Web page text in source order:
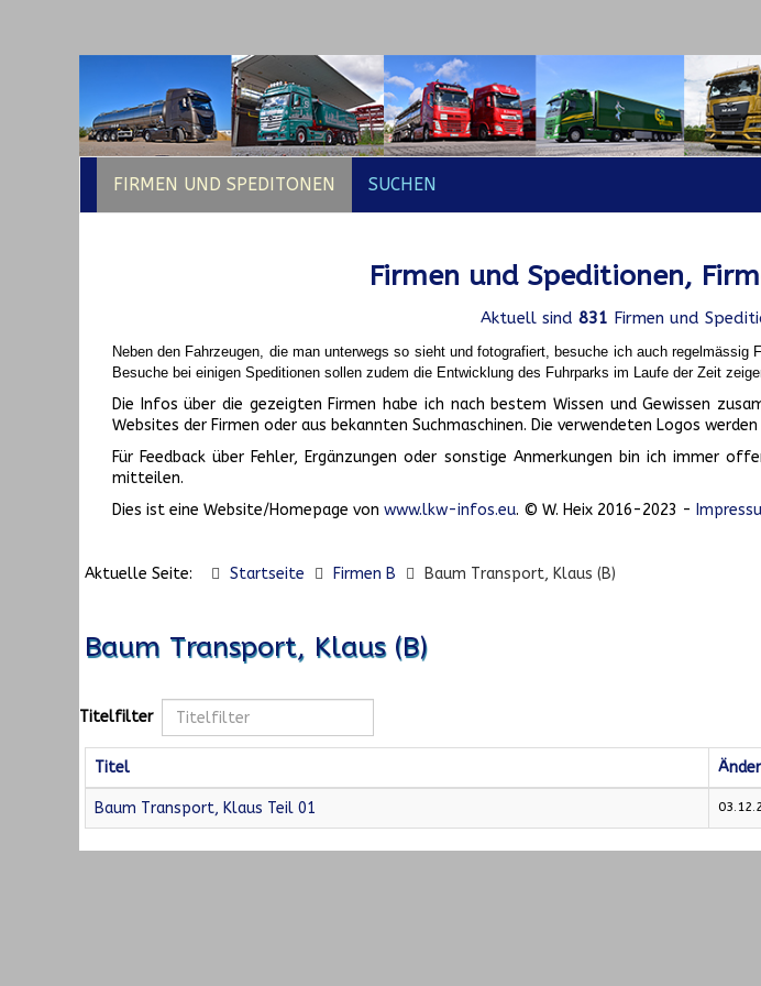
FIRMEN UND SPEDITONEN SUCHEN
Firmen und Speditionen,
Aktuell sind 831 Firmen und
Neben den Fahrzeugen, die man unterwegs so sieht und fotografiert, besuche ich auch
Besuche bei einigen Speditionen sollen zudem die Entwicklung des Fuhrparks im Laufe der Zeit
Die Infos über die gezeigten Firmen habe ich nach bestem Wissen und Gewissen
Websites der Firmen oder aus bekannten Suchmaschinen. Die verwendeten Logos
Für Feedback über Fehler, Ergänzungen oder sonstige Anmerkungen bin ich immer
mitteilen.
Dies ist eine Website/Homepage von www.lkw-infos.eu. © W. Heix 2016-2023 -
Aktuelle Seite: Startseite Firmen B Baum Transport, Klaus (B)
Baum Transport, Klaus (B)
Titelfilter
Titel
Baum Transport, Klaus Teil 01